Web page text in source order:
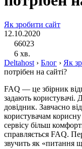
Як зробити сайт
12.10.2020
66023
6 хв.
Deltahost› Блог › Як
потрібен на сайті?
FAQ — це збірник
задають користувачі.
довідник. Завчасно
користувачам
сервісу більш
справляється FAQ.
звучить як «питання